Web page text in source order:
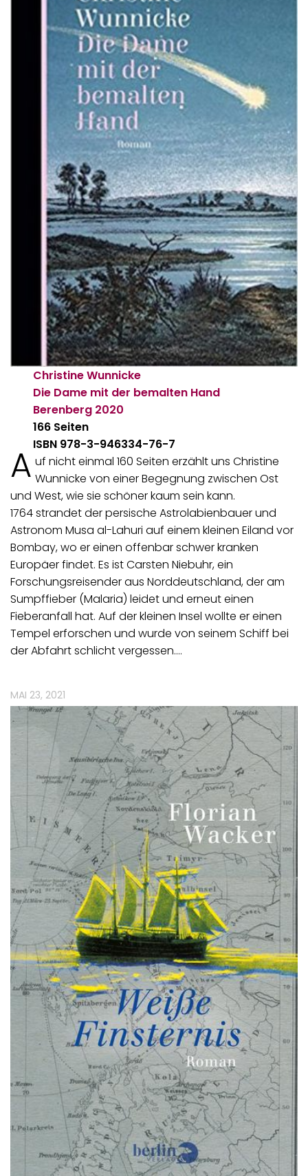
Christine Wunnicke
Die Dame mit der bemalten Hand
Berenberg 2020
166 Seiten
ISBN 978-3-946334-76-7
A uf nicht einmal 160 Seiten erzählt uns Christine
Wunnicke von einer Begegnung zwischen Ost
und West, wie sie schöner kaum sein kann.
1764 strandet der persische Astrolabienbauer und
Astronom Musa al-Lahuri auf einem kleinen Eiland vor
Bombay, wo er einen offenbar schwer kranken
Europäer findet. Es ist Carsten Niebuhr, ein
Forschungsreisender aus Norddeutschland, der am
Sumpffieber (Malaria) leidet und erneut einen
Fieberanfall hat. Auf der kleinen Insel wollte er einen
Tempel erforschen und wurde von seinem Schiff bei
der Abfahrt schlicht vergessen.…
MAI 23, 2021